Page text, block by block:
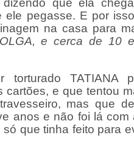
pegasse. E por
na casa para
e cerca de 10
torturado TATIANA
e que tentou
mas que
anos e não foi lá com
que tinha feito para